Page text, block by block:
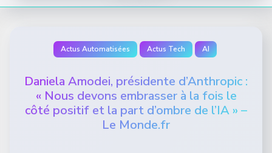
Actus Automatisées Actus Tech AI
Daniela Amodei, présidente d’Anthropic :
« Nous devons embrasser à la fois le
côté positif et la part d’ombre de l’IA » –
Le Monde.fr